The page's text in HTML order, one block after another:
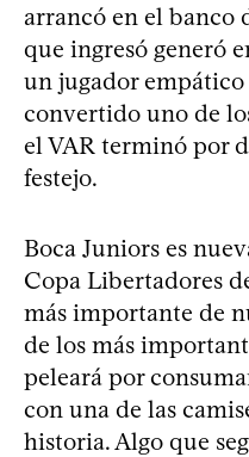
arrancó en el banco
que ingresó generó
un jugador
convertido uno de
el VAR terminó por
festejo.
Boca Juniors es
Copa Libertadores
más importante de
de los más
peleará por
con una de las
historia. Algo que